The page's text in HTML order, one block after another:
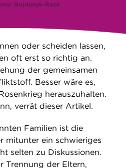
Bojdunyk-Rack
oder scheiden lassen,
oft erst so richtig an.
der gemeinsamen
Besser wäre es,
herauszuhalten.
verrät dieser Artikel.
Familien ist die
mitunter ein schwieriges
selten zu Diskussionen.
Trennung der Eltern,